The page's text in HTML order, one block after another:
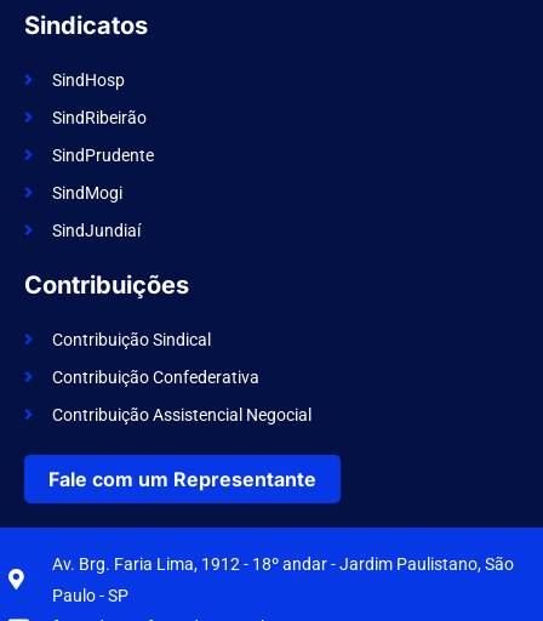
Sindicatos
SindHosp
SindRibeirão
SindPrudente
SindMogi
SindJundiaí
Contribuições
Contribuição Sindical
Contribuição Confederativa
Contribuição Assistencial Negocial
Fale com um Representante
Av. Brg. Faria Lima, 1912 - 18º andar - Jardim Paulistano, São
Paulo - SP